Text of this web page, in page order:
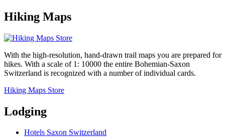
Hiking Maps
With the high-resolution, hand-drawn trail maps you are prepared for
hikes. With a scale of 1: 10000 the entire Bohemian-Saxon
Switzerland is recognized with a number of individual cards.
Hiking Maps Store
Lodging
Hotels Saxon Switzerland